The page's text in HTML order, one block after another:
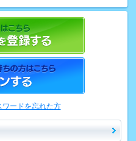
ワードを忘れた方